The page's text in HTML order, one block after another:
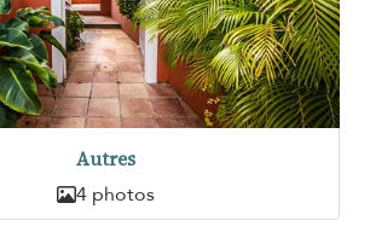
Autres
4 photos